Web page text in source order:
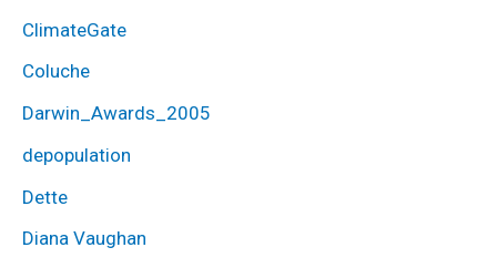
ClimateGate
Coluche
Darwin_Awards_2005
depopulation
Dette
Diana Vaughan